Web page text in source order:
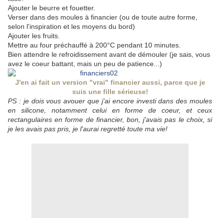
Ajouter le beurre et fouetter.
Verser dans des moules à financier (ou de toute autre forme,
selon l'inspiration et les moyens du bord)
Ajouter les fruits.
Mettre au four préchauffé à 200°C pendant 10 minutes.
Bien attendre le refroidissement avant de démouler (je sais, vous
avez le coeur battant, mais un peu de patience...)
J'en ai fait un version "vrai" financier aussi, parce que je
suis une fille sérieuse!
PS : je dois vous avouer que j'ai encore investi dans des moules
en silicone, notamment celui en forme de coeur, et ceux
rectangulaires en forme de financier, bon, j'avais pas le choix, si
je les avais pas pris, je l'aurai regretté toute ma vie!